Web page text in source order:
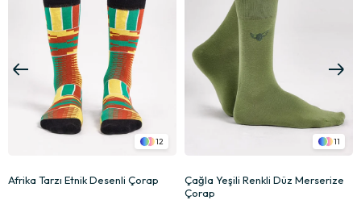
12
Afrika Tarzı Etnik Desenli Çorap
11
Çağla Yeşili Renkli Düz Merserize
Çorap